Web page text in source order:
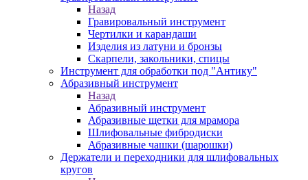
Назад
Гравировальный инструмент
Чертилки и карандаши
Изделия из латуни и бронзы
Скарпели, закольники, спицы
Инструмент для обработки под "Антику"
Абразивный инструмент
Назад
Абразивный инструмент
Абразивные щетки для мрамора
Шлифовальные фибродиски
Абразивные чашки (шарошки)
Держатели и переходники для шлифовальных
кругов